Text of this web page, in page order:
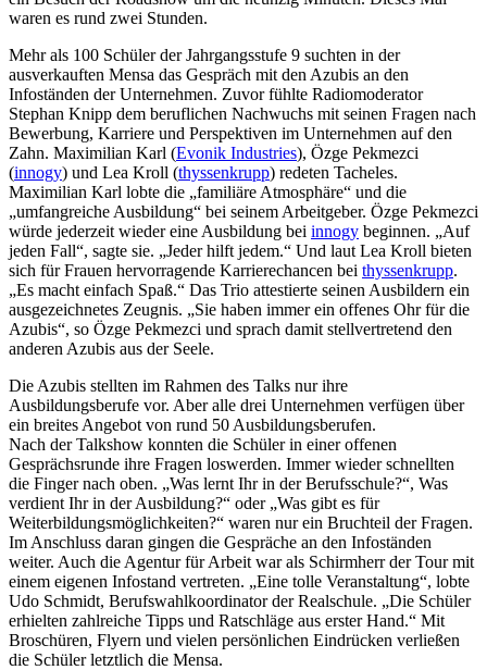
waren es rund zwei Stunden.
Mehr als 100 Schüler der Jahrgangsstufe 9 suchten in der
ausverkauften Mensa das Gespräch mit den Azubis an den
Infoständen der Unternehmen. Zuvor fühlte Radiomoderator
Stephan Knipp dem beruflichen Nachwuchs mit seinen Fragen nach
Bewerbung, Karriere und Perspektiven im Unternehmen auf den
Zahn. Maximilian Karl (Evonik Industries), Özge Pekmezci
(innogy) und Lea Kroll (thyssenkrupp) redeten Tacheles.
Maximilian Karl lobte die „familiäre Atmosphäre“ und die
„umfangreiche Ausbildung“ bei seinem Arbeitgeber. Özge Pekmezci
würde jederzeit wieder eine Ausbildung bei innogy beginnen. „Auf
jeden Fall“, sagte sie. „Jeder hilft jedem.“ Und laut Lea Kroll bieten
sich für Frauen hervorragende Karrierechancen bei thyssenkrupp.
„Es macht einfach Spaß.“ Das Trio attestierte seinen Ausbildern ein
ausgezeichnetes Zeugnis. „Sie haben immer ein offenes Ohr für die
Azubis“, so Özge Pekmezci und sprach damit stellvertretend den
anderen Azubis aus der Seele.
Die Azubis stellten im Rahmen des Talks nur ihre
Ausbildungsberufe vor. Aber alle drei Unternehmen verfügen über
ein breites Angebot von rund 50 Ausbildungsberufen.
Nach der Talkshow konnten die Schüler in einer offenen
Gesprächsrunde ihre Fragen loswerden. Immer wieder schnellten
die Finger nach oben. „Was lernt Ihr in der Berufsschule?“, Was
verdient Ihr in der Ausbildung?“ oder „Was gibt es für
Weiterbildungsmöglichkeiten?“ waren nur ein Bruchteil der Fragen.
Im Anschluss daran gingen die Gespräche an den Infoständen
weiter. Auch die Agentur für Arbeit war als Schirmherr der Tour mit
einem eigenen Infostand vertreten. „Eine tolle Veranstaltung“, lobte
Udo Schmidt, Berufswahlkoordinator der Realschule. „Die Schüler
erhielten zahlreiche Tipps und Ratschläge aus erster Hand.“ Mit
Broschüren, Flyern und vielen persönlichen Eindrücken verließen
die Schüler letztlich die Mensa.